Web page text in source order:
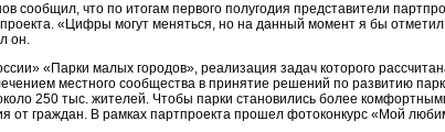
сообщил, что по итогам первого полугодия представители
«Цифры могут меняться, но на данный момент я бы
он.
«Парки малых городов», реализация задач которого
местного сообщества в принятие решений по развитию
250 тыс. жителей. Чтобы парки становились более
от граждан. В рамках партпроекта прошел фотоконкурс «Мой